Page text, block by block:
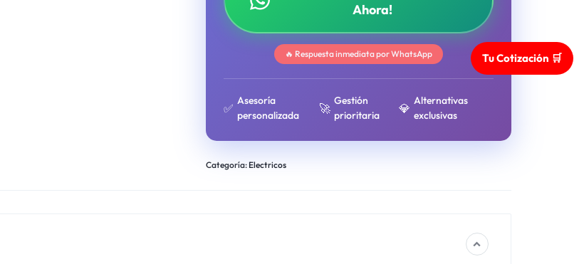
Ahora!
🔥 Respuesta inmediata por WhatsApp
✅
Asesoría
personalizada
🚀
Gestión
prioritaria
💎
Alternativas
exclusivas
Categoría: Electricos
Tu Cotización 🛒